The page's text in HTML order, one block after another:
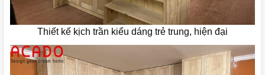
Thiết kế kịch trần kiểu dáng trẻ trung, hiện đại